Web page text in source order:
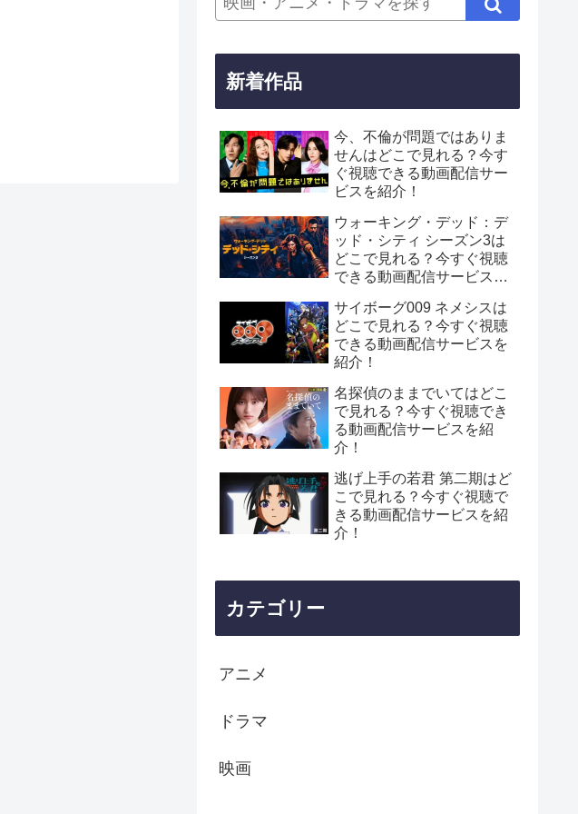
新着作品
今、不倫が問題ではありま
せんはどこで見れる？今す
ぐ視聴できる動画配信サー
ビスを紹介！
ウォーキング・デッド：デ
ッド・シティ シーズン3は
どこで見れる？今すぐ視聴
できる動画配信サービスを
サイボーグ009 ネメシスは
どこで見れる？今すぐ視聴
できる動画配信サービスを
紹介！
名探偵のままでいてはどこ
で見れる？今すぐ視聴でき
る動画配信サービスを紹
介！
逃げ上手の若君 第二期はど
こで見れる？今すぐ視聴で
きる動画配信サービスを紹
介！
カテゴリー
アニメ
ドラマ
映画